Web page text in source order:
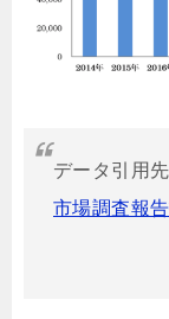
データ引用先
市場調査報